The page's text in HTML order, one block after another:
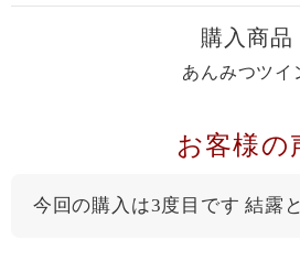
購入商品
あんみつツイ
お客様の
今回の購入は3度目です 結露